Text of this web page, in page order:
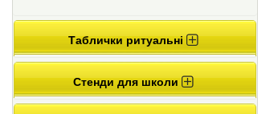
Таблички ритуальні
Стенди для школи